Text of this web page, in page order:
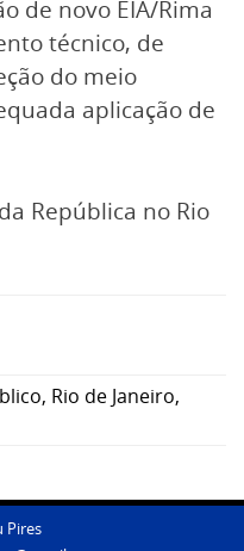
de novo EIA/Rima
técnico, de
do meio
aplicação de
República no Rio
, Rio de Janeiro,
Pires